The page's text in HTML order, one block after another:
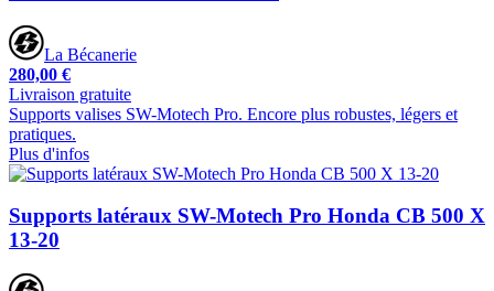
La Bécanerie
280,00 €
Livraison gratuite
Supports valises SW-Motech Pro. Encore plus robustes, légers et
pratiques.
Plus d'infos
Supports latéraux SW-Motech Pro Honda CB 500 X
13-20